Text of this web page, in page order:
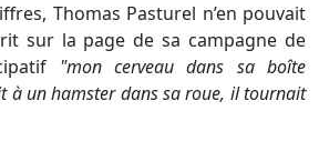
Thomas Pasturel n’en pouvait
sur la page de sa campagne de
"mon cerveau dans sa boîte
à un hamster dans sa roue, il tournait